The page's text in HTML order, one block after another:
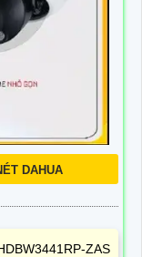
DAHUA
ZAS